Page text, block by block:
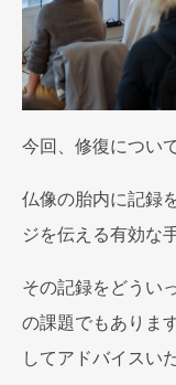
今回、修復につい
仏像の胎内に記録
ジを伝える有効な
その記録をどうい
の課題でもありま
してアドバイスい